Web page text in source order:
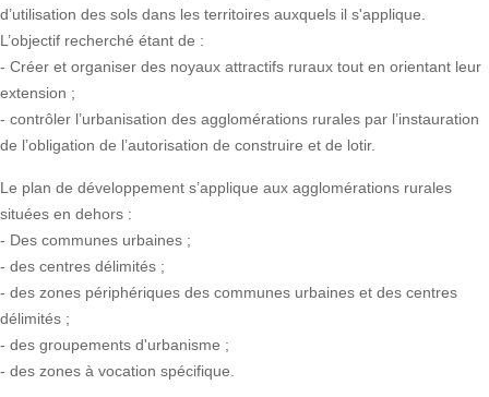
d’utilisation des sols dans les territoires auxquels il s'applique.
L’objectif recherché étant de :
- Créer et organiser des noyaux attractifs ruraux tout en orientant leur
extension ;
- contrôler l’urbanisation des agglomérations rurales par l’instauration
de l’obligation de l’autorisation de construire et de lotir.
Le plan de développement s’applique aux agglomérations rurales
situées en dehors :
- Des communes urbaines ;
- des centres délimités ;
- des zones périphériques des communes urbaines et des centres
délimités ;
- des groupements d'urbanisme ;
- des zones à vocation spécifique.